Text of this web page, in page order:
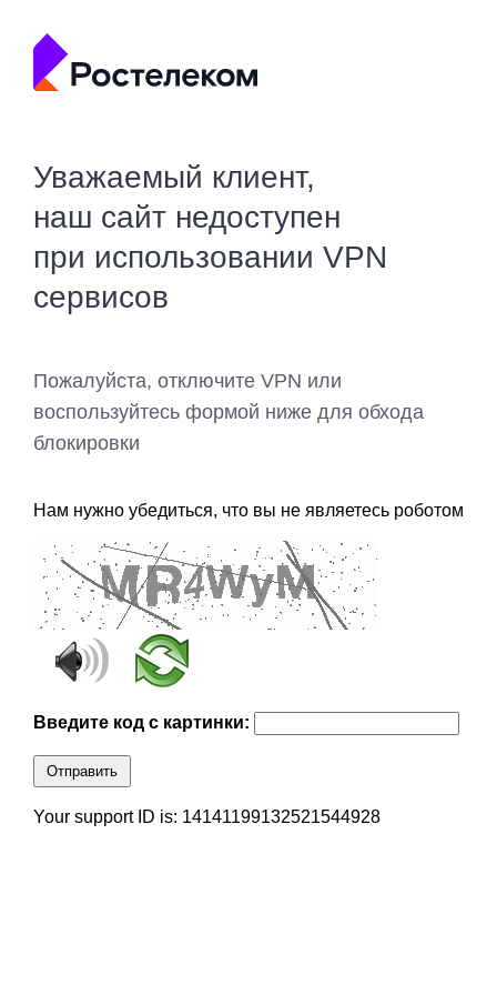
Уважаемый клиент,
наш сайт недоступен
при использовании VPN
сервисов
Пожалуйста, отключите VPN или
воспользуйтесь формой ниже для обхода
блокировки
Нам нужно убедиться, что вы не являетесь роботом
Введите код с картинки:
Отправить
Your support ID is: 14141199132521544928